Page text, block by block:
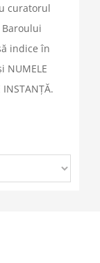
curatorul
indice în
NUMELE
INSTANȚĂ.